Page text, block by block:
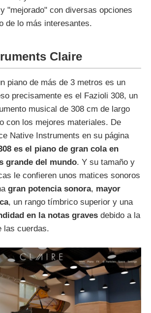
"mejorado" con diversas opciones
de lo más interesantes.
Claire
piano de más de 3 metros es un
precisamente es el Fazioli 308, un
musical de 308 cm de largo
con los mejores materiales. De
Native Instruments en su página
es el piano de gran cola en
grande del mundo. Y su tamaño y
le confieren unos matices sonoros
gran potencia sonora, mayor
, un rango tímbrico superior y una
en la notas graves debido a la
las cuerdas.